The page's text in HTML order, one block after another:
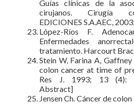
Guías clínicas de la
cirujanos. Cirugía
EDICIONES S.A.AEC,
López-Ríos F.
Enfermedades
tratamiento. Harcourt
Stein W, Farina A,
colon cancer at time of
Res J. 1993; 13 (4):
Abstract]
Jensen Ch. Cáncer de